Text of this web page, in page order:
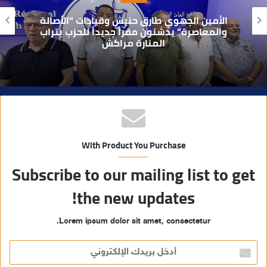
و
ي
ب
بعد تداول فيديو يوثق العملية.. أمن مراكش
يطيح بقاصر مشتبه في تورطه في سرقة
مسلحة..
With Product You Purchase
Subscribe to our mailing list to get
the new updates!
Lorem ipsum dolor sit amet, consectetur.
أ
خ